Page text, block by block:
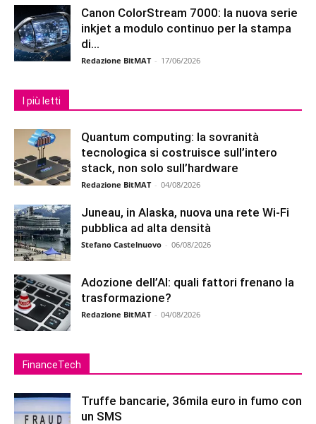
Canon ColorStream 7000: la nuova serie
inkjet a modulo continuo per la stampa
di...
Redazione BitMAT - 17/06/2026
I più letti
Quantum computing: la sovranità
tecnologica si costruisce sull’intero
stack, non solo sull’hardware
Redazione BitMAT - 04/08/2026
Juneau, in Alaska, nuova una rete Wi-Fi
pubblica ad alta densità
Stefano Castelnuovo - 06/08/2026
Adozione dell’AI: quali fattori frenano la
trasformazione?
Redazione BitMAT - 04/08/2026
FinanceTech
Truffe bancarie, 36mila euro in fumo con
un SMS